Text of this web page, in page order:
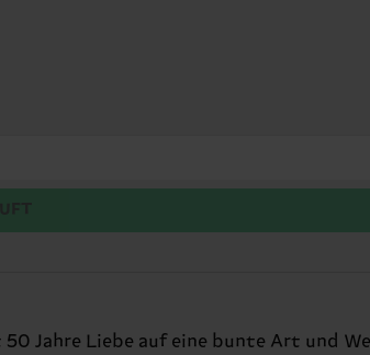
Jahre Liebe auf eine bunte Art und